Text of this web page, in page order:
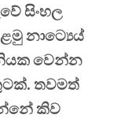
සිංහල
නාට්‍යෙය්
වෙන්න
තවමත්
කිව